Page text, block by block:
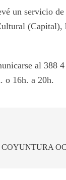
un servicio de
(Capital),
al 388
o 16h. a 20h.